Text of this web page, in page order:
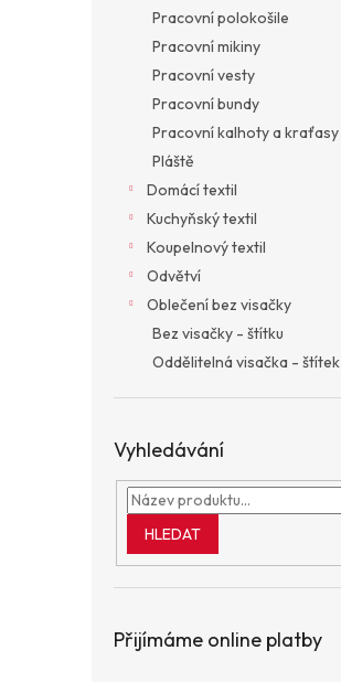
Pracovní polokošile
Pracovní mikiny
Pracovní vesty
Pracovní bundy
Pracovní kalhoty a kraťasy
Pláště
Domácí textil
Kuchyňský textil
Koupelnový textil
Odvětví
Oblečení bez visačky
Bez visačky - štítku
Oddělitelná visačka - štítek
Vyhledávání
HLEDAT
Přijímáme online platby